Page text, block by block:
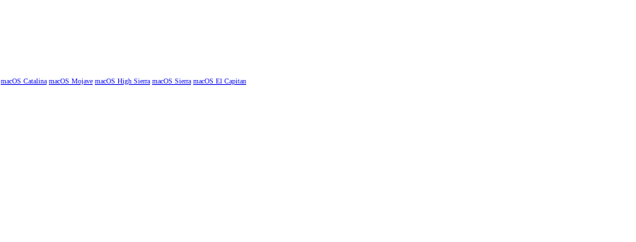
macOS Catalina macOS Mojave macOS High Sierra macOS Sierra macOS El Capitan